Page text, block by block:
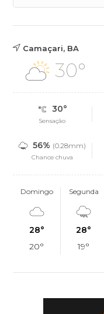
Camaçari, BA
30°
30°
Sensação
56% (0.28mm)
Chance chuva
Domingo
28°
20°
Segunda
28°
19°